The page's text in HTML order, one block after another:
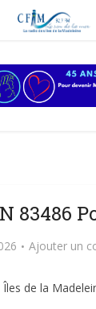
83486
Ajouter un
Îles de la